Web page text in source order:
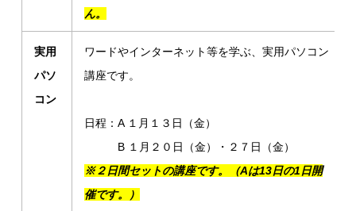
ん。
実用
パソ
コン
ワードやインターネット等を学ぶ、実用パソコン
講座です。
日程：A １月１３日（金）
B １月２０日（金）・２７日（金）
※２日間セットの講座です。（Aは13日の1日開
催です。）